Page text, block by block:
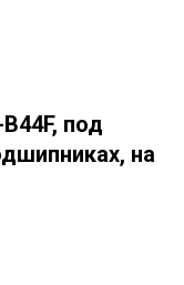
под
на